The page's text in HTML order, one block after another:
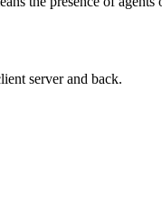
server and back.